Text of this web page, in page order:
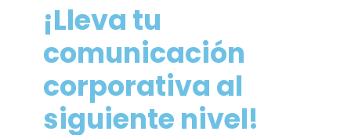
¡Lleva tu
comunicación
corporativa al
siguiente nivel!